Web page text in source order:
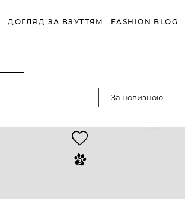
ДОГЛЯД ЗА ВЗУТТЯМ FASHION BLOG
За новизною